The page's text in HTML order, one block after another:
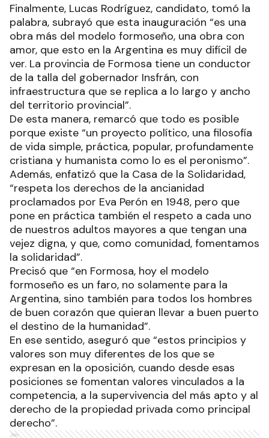
Finalmente, Lucas Rodríguez, candidato, tomó la
palabra, subrayó que esta inauguración “es una
obra más del modelo formoseño, una obra con
amor, que esto en la Argentina es muy difícil de
ver. La provincia de Formosa tiene un conductor
de la talla del gobernador Insfrán, con
infraestructura que se replica a lo largo y ancho
del territorio provincial”.
De esta manera, remarcó que todo es posible
porque existe “un proyecto político, una filosofía
de vida simple, práctica, popular, profundamente
cristiana y humanista como lo es el peronismo”.
Además, enfatizó que la Casa de la Solidaridad,
“respeta los derechos de la ancianidad
proclamados por Eva Perón en 1948, pero que
pone en práctica también el respeto a cada uno
de nuestros adultos mayores a que tengan una
vejez digna, y que, como comunidad, fomentamos
la solidaridad”.
Precisó que “en Formosa, hoy el modelo
formoseño es un faro, no solamente para la
Argentina, sino también para todos los hombres
de buen corazón que quieran llevar a buen puerto
el destino de la humanidad”.
En ese sentido, aseguró que “estos principios y
valores son muy diferentes de los que se
expresan en la oposición, cuando desde esas
posiciones se fomentan valores vinculados a la
competencia, a la supervivencia del más apto y al
derecho de la propiedad privada como principal
derecho”.
Ads